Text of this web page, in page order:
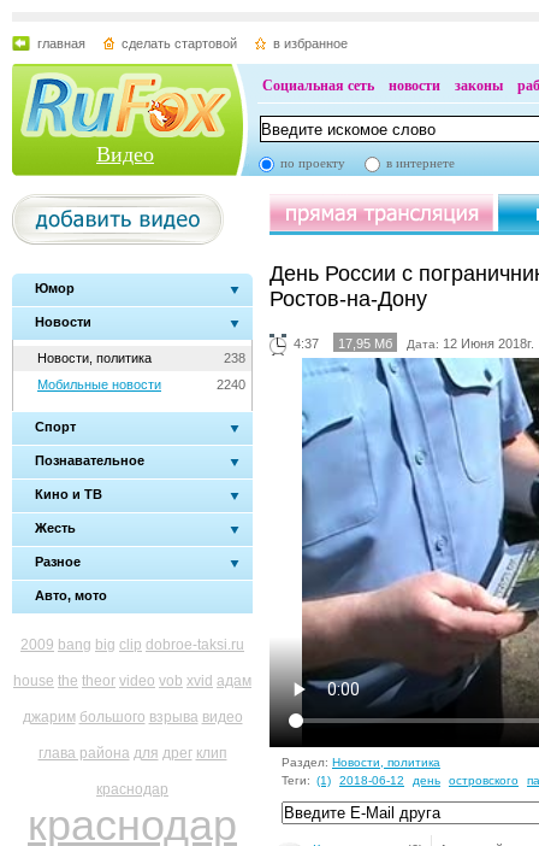
главная сделать стартовой в избранное
Видео
Социальная сеть новости законы
по проекту в интернете
Юмор
Новости
238
Новости, политика
2240
Мобильные новости
Спорт
Познавательное
Кино и ТВ
Жесть
Разное
Авто, мото
2009 bang big clip dobroe-taksi.ru
house the theor video vob xvid адам
джарим большого взрыва видео
глава района для дрег клип
краснодар
краснодар
День России с
Ростов-на-Дону
4:37 17,95 Мб Дата: 12 Июня 2018г.
Раздел: Новости, политика
Теги: (1) 2018-06-12 день островского